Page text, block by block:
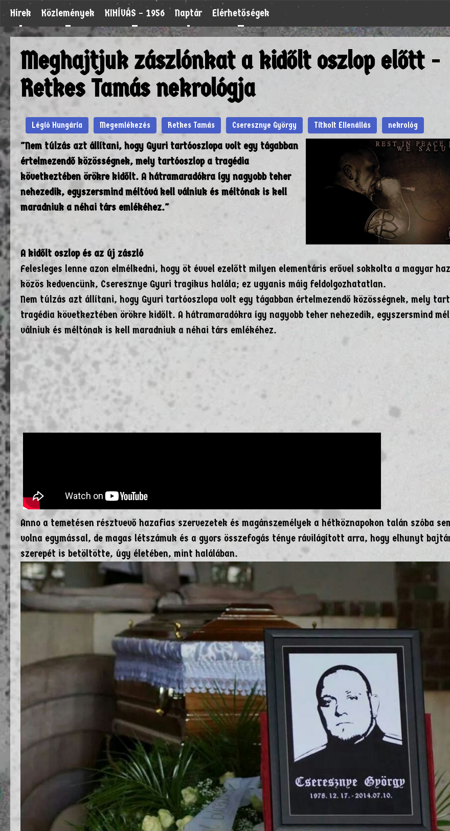
Hírek Közlemények KIHÍVÁS – 1956 Naptár Elérhetőségek
Meghajtjuk zászlónkat a kidőlt oszlop előtt -
Retkes Tamás nekrológja
Légió Hungária Megemlékezés Retkes Tamás Cseresznye György Titkolt Ellenállás nekrológ
"Nem túlzás azt állítani, hogy Gyuri tartóoszlopa volt egy tágabban
értelmezendő közösségnek, mely tartóoszlop a tragédia
következtében örökre kidőlt. A hátramaradókra így nagyobb teher
nehezedik, egyszersmind méltóvá kell válniuk és méltónak is kell
maradniuk a néhai társ emlékéhez."
A kidőlt oszlop és az új zászló
Felesleges lenne azon elmélkedni, hogy öt évvel ezelőtt milyen elementáris erővel sokkolta a magyar
közös kedvencünk, Cseresznye Gyuri tragikus halála; ez ugyanis máig feldolgozhatatlan.
Nem túlzás azt állítani, hogy Gyuri tartóoszlopa volt egy tágabban értelmezendő közösségnek, mely
tragédia következtében örökre kidőlt. A hátramaradókra így nagyobb teher nehezedik, egyszersmind
válniuk és méltónak is kell maradniuk a néhai társ emlékéhez.
Anno a temetésen résztvevő hazafias szervezetek és magánszemélyek a hétköznapokon talán szóba
volna egymással, de magas létszámuk és a gyors összefogás ténye rávilágított arra, hogy elhunyt
szerepét is betöltötte, úgy életében, mint halálában.